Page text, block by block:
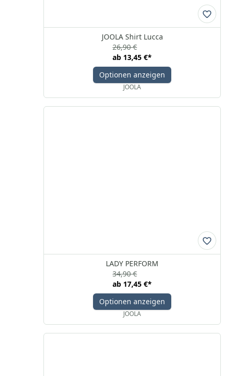
JOOLA Shirt Lucca
ab 13,45 €*
26,90 €
Optionen anzeigen
JOOLA
LADY PERFORM
ab 17,45 €*
34,90 €
Optionen anzeigen
JOOLA